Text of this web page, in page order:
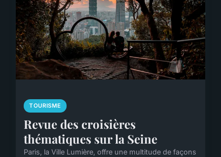
TOURISME
Revue des croisières
thématiques sur la Seine
Paris, la Ville Lumière, offre une multitude de façons